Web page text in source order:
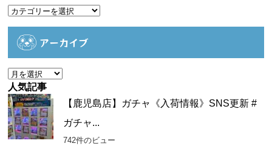
カ
アーカイブ
ア
ー
カ
イ
ブ
人気記事
【鹿児島店】ガチャ《入荷情報》SNS更新 #
ガチャ...
742件のビュー